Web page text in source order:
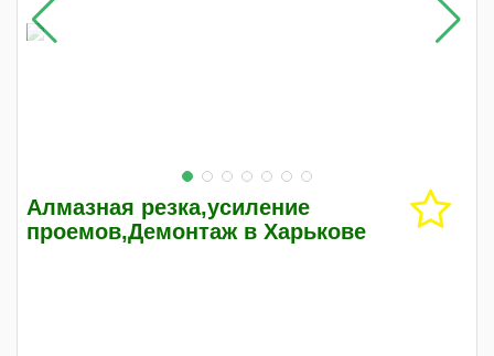
Алмазная резка,усиление
проемов,Демонтаж в Харькове